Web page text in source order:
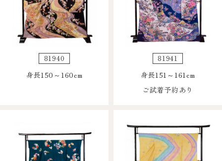
81940
身長150～160cm
81941
身長151～161cm
ご試着予約あり